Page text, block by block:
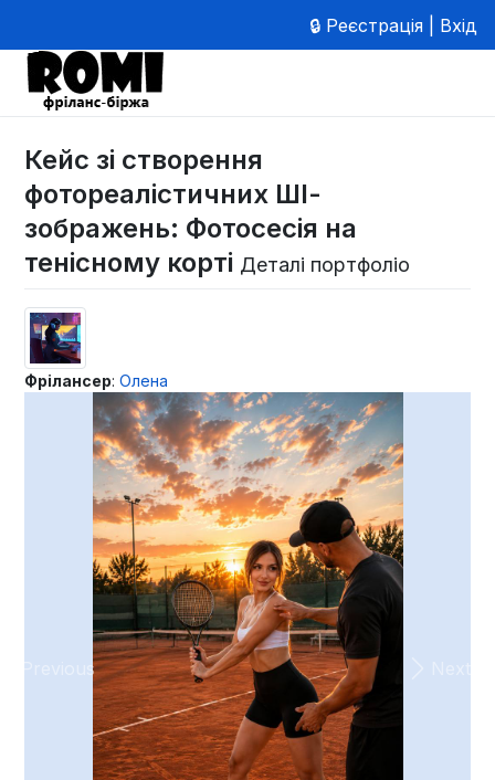
🔒 Реєстрація | Вхід
Кейс зі створення
фотореалістичних ШІ-
зображень: Фотосесія на
тенісному корті Деталі портфоліо
Фрілансер:Олена
Previous